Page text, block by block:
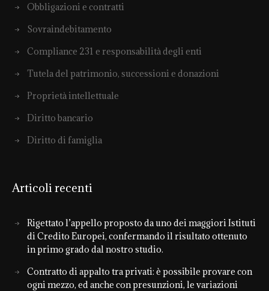
Obbligazioni e contratti
Sovraindebitamento
Compliance 231 e responsabilità degli enti
Tutela del patrimonio, successioni e donazioni
Proprietà intellettuale
Diritto bancario
Diritto di famiglia
Articoli recenti
Rigettato l’appello proposto da uno dei maggiori Istituti
di Credito Europei, confermando il risultato ottenuto
in primo grado dal nostro studio.
Contratto di appalto tra privati: è possibile provare con
ogni mezzo, ed anche con presunzioni, le variazioni